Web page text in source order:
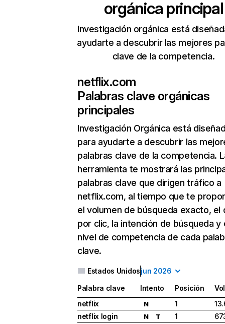
orgánica principal
Investigación orgánica está
ayudarte a descubrir las mejores
clave de la competencia.
netflix.com
Palabras clave orgánicas
principales
Investigación Orgánica está
para ayudarte a descubrir las
palabras clave de la competencia.
herramienta te mostrará las
palabras clave que dirigen tráfico a
netflix.com, al tiempo que te
el volumen de búsqueda exacto, el
por clic, la intención de búsqueda y
nivel de competencia de cada
clave.
Estados Unidosjun 2026
Palabra clave Intento Posición
netflix
N 1
netflix login
N T 1